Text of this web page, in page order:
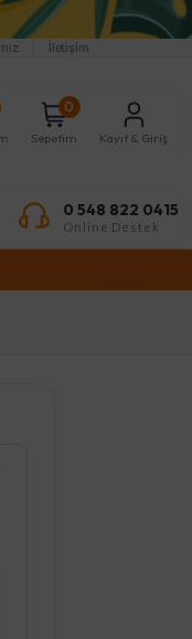
İletişim
0
Sepetim Kayıt & Giriş
0 548 822 0415
Online Destek